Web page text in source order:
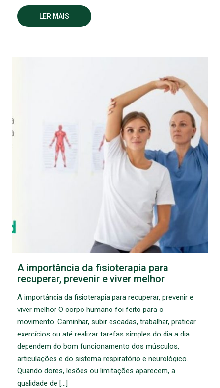
LER MAIS
A importância da fisioterapia para
recuperar, prevenir e viver melhor
A importância da fisioterapia para recuperar, prevenir e
viver melhor O corpo humano foi feito para o
movimento. Caminhar, subir escadas, trabalhar, praticar
exercícios ou até realizar tarefas simples do dia a dia
dependem do bom funcionamento dos músculos,
articulações e do sistema respiratório e neurológico.
Quando dores, lesões ou limitações aparecem, a
qualidade de […]